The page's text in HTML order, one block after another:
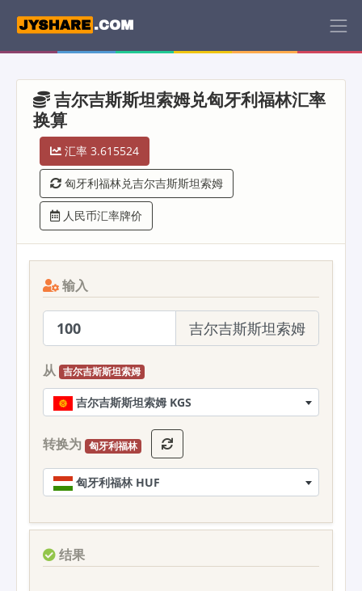
吉尔吉斯斯坦索姆兑匈牙利福林汇率
换算
汇率 3.615524
匈牙利福林兑吉尔吉斯斯坦索姆
人民币汇率牌价
输入
吉尔吉斯斯坦索姆
从 吉尔吉斯斯坦索姆
吉尔吉斯斯坦索姆 KGS
转换为 匈牙利福林
匈牙利福林 HUF
结果